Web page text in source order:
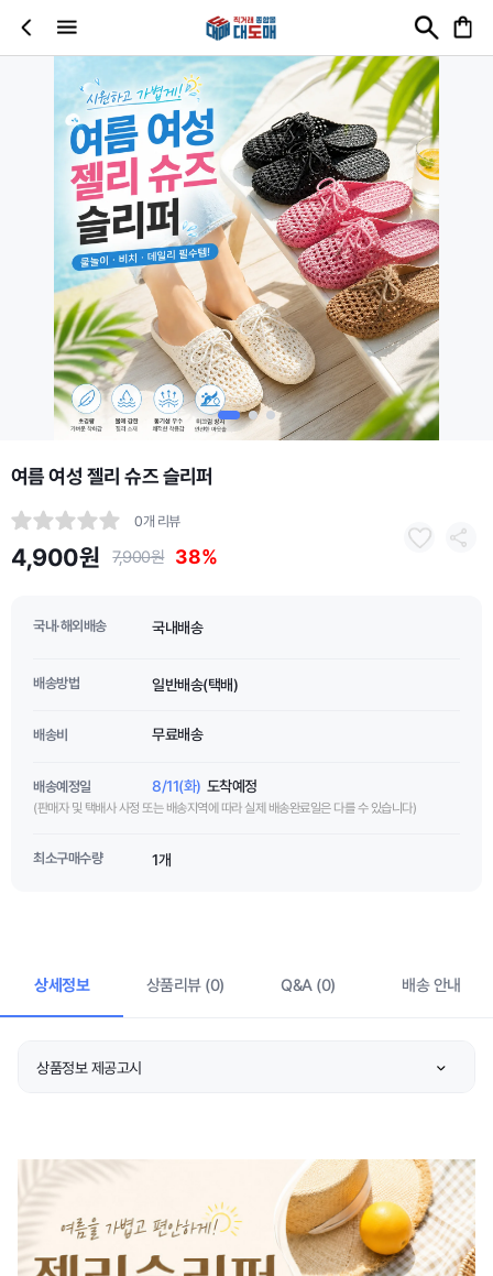
여름 여성 젤리 슈즈 슬리퍼
0개 리뷰
4,900원 7,900원 38%
국내·해외배송 국내배송
배송방법 일반배송(택배)
배송비 무료배송
배송예정일 8/11(화) 도착예정
(판매자 및 택배사 사정 또는 배송지역에 따라 실제 배송완료일은 다를 수 있습니다)
최소구매수량 1개
상세정보 상품리뷰 (0) Q&A (0) 배송 안내
상품정보 제공고시
소재
상품 상세설명 참조